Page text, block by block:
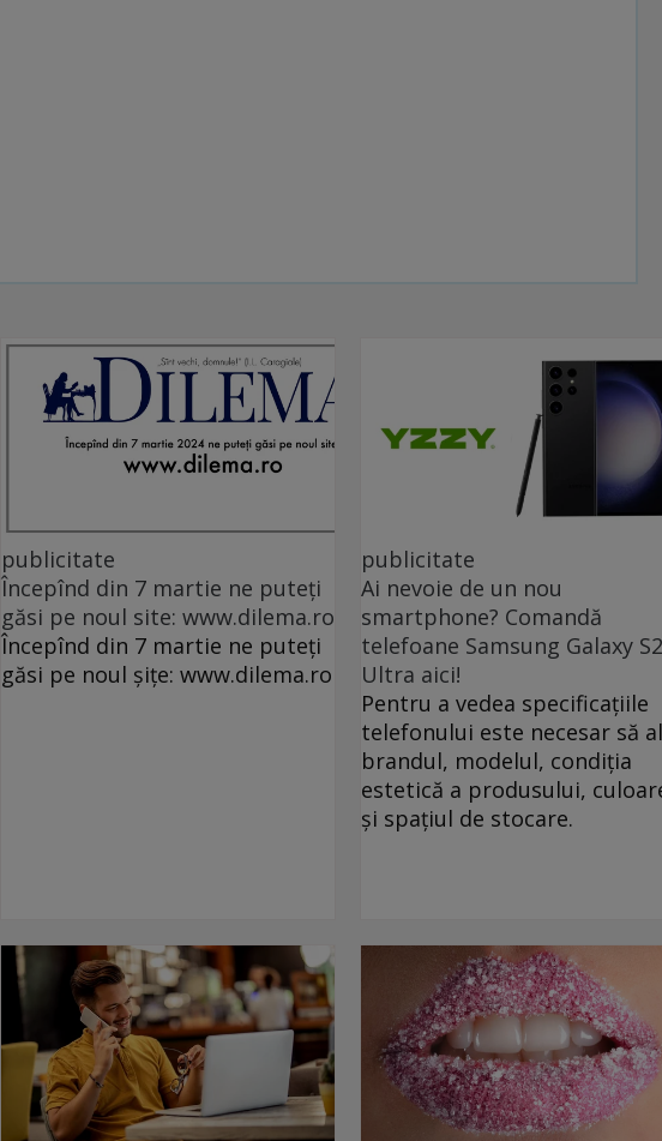
publicitate
Începînd din 7 martie ne puteți
găsi pe noul site: www.dilema.ro
Începînd din 7 martie ne puteți
găsi pe noul șițe: www.dilema.ro
publicitate
Ai nevoie de un nou
smartphone? Comandă
telefoane Samsung Galaxy
Ultra aici!
Pentru a vedea specificațiile
telefonului este necesar să
brandul, modelul, condiția
estetică a produsului,
și spațiul de stocare.